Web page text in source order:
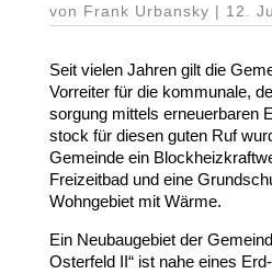
von Frank Urbansky | 12.
Seit vielen Jahren gilt die
Vorreiter für die kommunale,
sorgung mittels erneu­er­baren
stock für diesen guten Ruf
Gemeinde ein
Frei­zeitbad und eine
Wohn­gebiet mit Wärme.
Ein Neubau­gebiet der
Osterfeld II“ ist nahe eines